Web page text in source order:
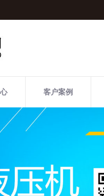
客户案例